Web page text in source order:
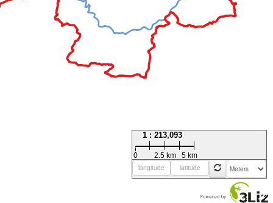
1 : 213,093
0 2.5 km 5 km